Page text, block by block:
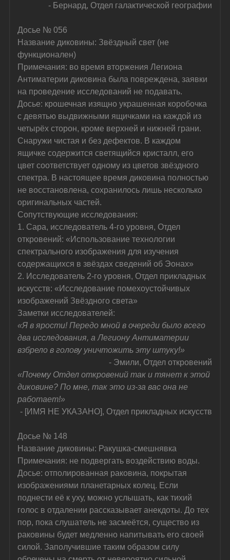
- Бернард, Отдел галактической географии
Досье № 056
Название диковины: Звёздный свет (не
функционален)
Примечания: во время вторжения Легиона
Антиматерии диковина была повреждена, заявки
на проведение исследований не подавать.
Досье: крошечная изящно украшенная коробочка
с девятью выдвижными ящичками на каждой из
четырёх сторон, кроме верхней и нижней грани.
Снаружи чистая и без дефектов. В каждом
ящичке содержится светящийся кристалл, его
цвет соответствует одному из цветов звёздного
спектра. В настоящее время диковина полностью
не восстановлена, сохранилось лишь несколько
оригинальных частей.
Сопутствующие исследования:
1. Сара, исследователь 4-го уровня, Отдел
откровений: «Использование технологии
спектрального изображения для изучения
содержащихся в звёздах сведений об Эонах»
2. Исследователь 2-го уровня, Отдел прикладных
искусств: «Исследование помехоустойчивых
изображений Звёздного света»
Заметки исследователей:
«Я в ярости! Передо мной в очереди было всего
два исследования, а Легиону Антиматерии
взбрело в голову уничтожить эту штуку!»
- Эмили, Отдел откровений
«Почему Отдел откровений так и тянет к этой
диковине? По мне, так это из-за вас она не
работает!»
- [ИМЯ НЕ УКАЗАНО], Отдел прикладных искусств
Досье № 148
Название диковины: Ракушка-смешнявка
Примечания: не подвергать воздействию воды.
Досье: отполированная раковина, покрытая
изображениями планетарных колец. Если
поднести её к уху, можно услышать, как тихий
голос в отдалении рассказывает анекдоты. До тех
пор, пока слушатель не засмеётся, существо из
раковины будет медленно напитывать его своей
силой. Заполучившие таким образом силу